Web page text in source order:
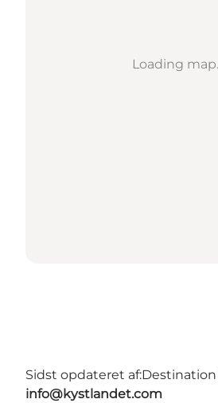
Loading
Sidst opdateret af:
info@kystlandet.com